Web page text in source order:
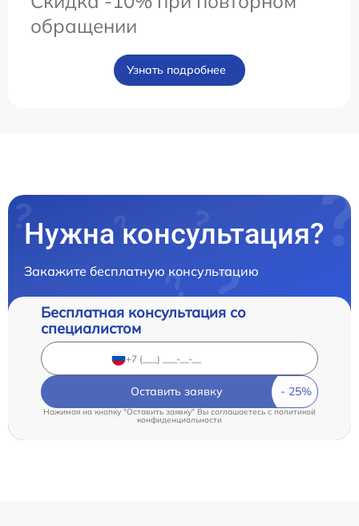
обращении
Узнать подробнее
Нужна консультация?
Закажите бесплатную консультацию
Бесплатная консультация со
специалистом
Оставить заявку
Нажимая на кнопку "Оставить заявку" Вы соглашаетесь cполитикой
конфиденциальности